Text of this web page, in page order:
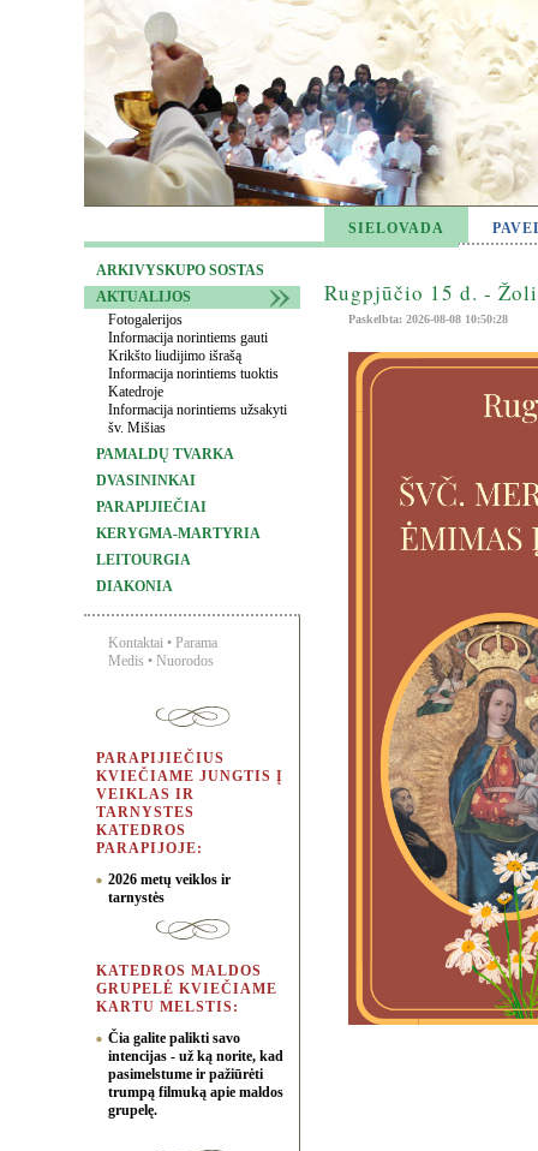
SIELOVADA
ARKIVYSKUPO SOSTAS
AKTUALIJOS
Fotogalerijos
Informacija norintiems gauti
Krikšto liudijimo išrašą
Informacija norintiems tuoktis
Katedroje
Informacija norintiems užsakyti
šv. Mišias
PAMALDŲ TVARKA
DVASININKAI
PARAPIJIEČIAI
KERYGMA-MARTYRIA
LEITOURGIA
DIAKONIA
Kontaktai • Parama
Medis • Nuorodos
PARAPIJIEČIUS
KVIEČIAME JUNGTIS Į
VEIKLAS IR
TARNYSTES
KATEDROS
PARAPIJOJE:
2026 metų veiklos ir
tarnystės
KATEDROS MALDOS
GRUPELĖ KVIEČIAME
KARTU MELSTIS:
Čia galite palikti savo
intencijas - už ką norite, kad
pasimelstume ir pažiūrėti
trumpą filmuką apie maldos
grupelę.
Rugpjūčio 15 d. -
Paskelbta: 2026-08-08 10:50:28